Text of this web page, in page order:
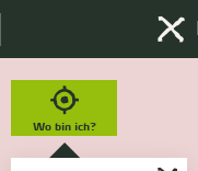
Wo bin ich?